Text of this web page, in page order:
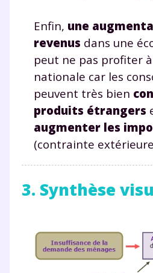
Enfin, une
revenus dans une
peut ne pas profiter à
nationale car les
peuvent très bien
produits étrangers
augmenter les
(contrainte
3. Synthèse